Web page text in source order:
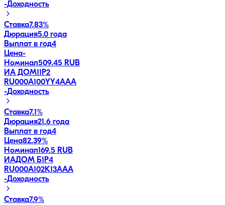
-Доходность
Ставка7.83%
Дюрация5.0 года
Выплат в год4
Цена-
Номинал509.45 RUB
ИА ДОМ11P2
RU000A100YY4AAA
-Доходность
Ставка7.1%
Дюрация21.6 года
Выплат в год4
Цена82.39%
Номинал169.5 RUB
ИАДОМ Б1P4
RU000A102K13AAA
-Доходность
Ставка7.9%